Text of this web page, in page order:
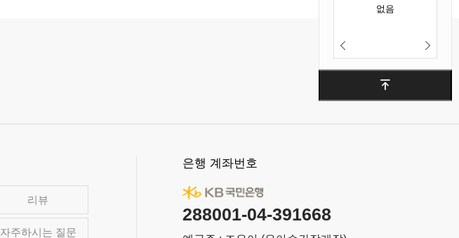
없음
리뷰
자주하시는 질문
은행 계좌번호
288001-04-391668